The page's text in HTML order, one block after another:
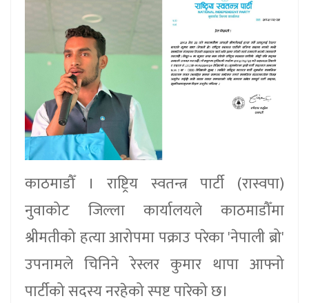
काठमाडौँ । राष्ट्रिय स्वतन्त्र पार्टी (रास्वपा)
नुवाकोट जिल्ला कार्यालयले काठमाडौँमा
श्रीमतीको हत्या आरोपमा पक्राउ परेका 'नेपाली ब्रो'
उपनामले चिनिने रेस्लर कुमार थापा आफ्नो
पार्टीको सदस्य नरहेको स्पष्ट पारेको छ।